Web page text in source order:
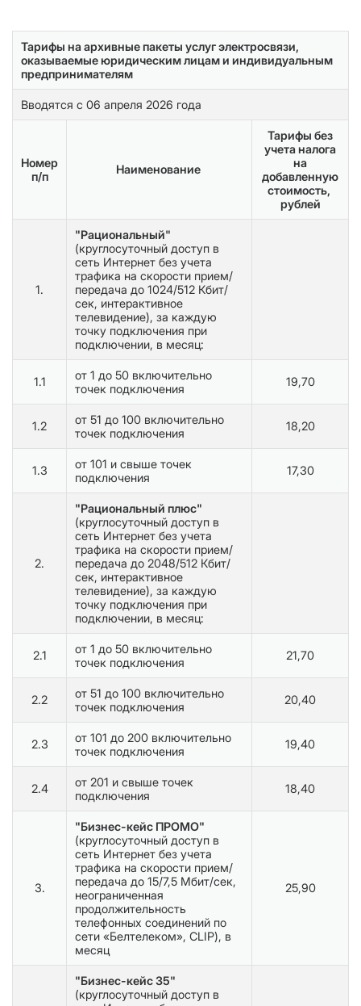
Тарифы на архивные пакеты услуг электросвязи,
оказываемые юридическим лицам и индивидуальным
предпринимателям
Вводятся с 06 апреля 2026 года
Номер
п/п
Наименование
Тарифы без
учета налога
на
добавленную
стоимость,
рублей
1.
"Рациональный"
(круглосуточный доступ в
сеть Интернет без учета
трафика на скорости прием/
передача до 1024/512 Кбит/
сек, интерактивное
телевидение), за каждую
точку подключения при
подключении, в месяц:
1.1
от 1 до 50 включительно
точек подключения
19,70
1.2
от 51 до 100 включительно
точек подключения
18,20
1.3
от 101 и свыше точек
подключения
17,30
2.
"Рациональный плюс"
(круглосуточный доступ в
сеть Интернет без учета
трафика на скорости прием/
передача до 2048/512 Кбит/
сек, интерактивное
телевидение), за каждую
точку подключения при
подключении, в месяц:
2.1
от 1 до 50 включительно
точек подключения
21,70
2.2
от 51 до 100 включительно
точек подключения
20,40
2.3
от 101 до 200 включительно
точек подключения
19,40
2.4
от 201 и свыше точек
подключения
18,40
3.
"Бизнес-кейс ПРОМО"
(круглосуточный доступ в
сеть Интернет без учета
трафика на скорости прием/
передача до 15/7,5 Мбит/сек,
неограниченная
продолжительность
телефонных соединений по
сети «Белтелеком», CLIP), в
месяц
25,90
"Бизнес-кейс 35"
(круглосуточный доступ в